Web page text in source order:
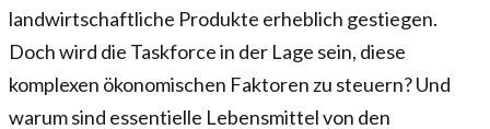
landwirtschaftliche Produkte erheblich gestiegen.
Doch wird die Taskforce in der Lage sein, diese
komplexen ökonomischen Faktoren zu steuern? Und
warum sind essentielle Lebensmittel von den